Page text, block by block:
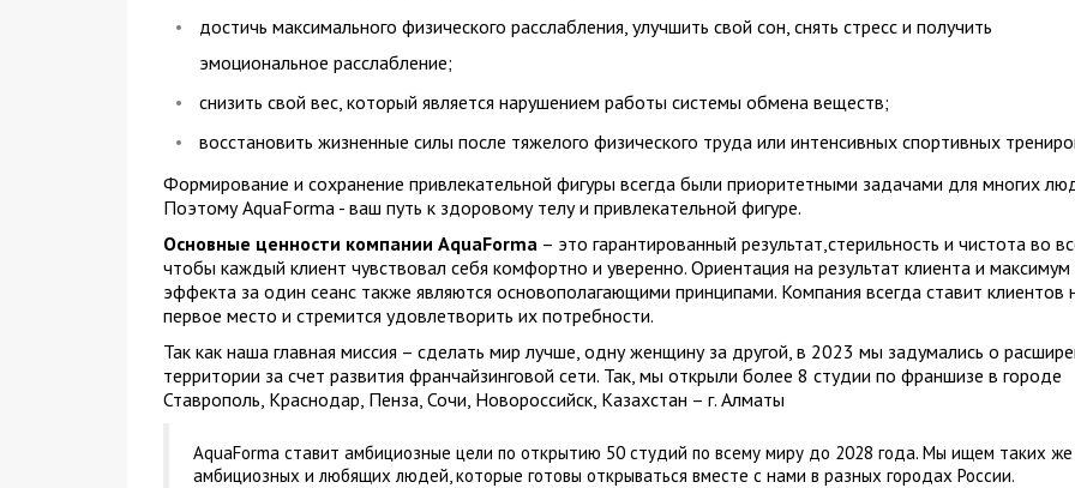
достичь максимального физического расслабления, улучшить свой сон, снять стресс и получить
эмоциональное расслабление;
снизить свой вес, который является нарушением работы системы обмена веществ;
восстановить жизненные силы после тяжелого физического труда или интенсивных спортивных
Формирование и сохранение привлекательной фигуры всегда были приоритетными задачами для многих
Поэтому AquaForma - ваш путь к здоровому телу и привлекательной фигуре.
Основные ценности компании AquaForma– это гарантированный результат,стерильность и чистота во
чтобы каждый клиент чувствовал себя комфортно и уверенно. Ориентация на результат клиента и максимум
эффекта за один сеанс также являются основополагающими принципами. Компания всегда ставит клиентов
первое место и стремится удовлетворить их потребности.
Так как наша главная миссия – сделать мир лучше, одну женщину за другой, в 2023 мы задумались о
территории за счет развития франчайзинговой сети. Так, мы открыли более 8 студии по франшизе в городе
Ставрополь, Краснодар, Пенза, Сочи, Новороссийск, Казахстан – г. Алматы
AquaForma ставит амбициозные цели по открытию 50 студий по всему миру до 2028 года. Мы ищем таких же
амбициозных и любящих людей, которые готовы открываться вместе с нами в разных городах России.